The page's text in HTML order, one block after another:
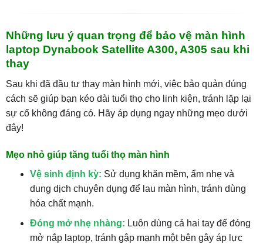
Những lưu ý quan trọng để bảo vệ màn hình
laptop Dynabook Satellite A300, A305 sau khi
thay
Sau khi đã đầu tư thay màn hình mới, việc bảo quản đúng
cách sẽ giúp bạn kéo dài tuổi thọ cho linh kiện, tránh lặp lại
sự cố không đáng có. Hãy áp dụng ngay những mẹo dưới
đây!
Mẹo nhỏ giúp tăng tuổi thọ màn hình
Vệ sinh định kỳ: Sử dụng khăn mềm, ẩm nhẹ và
dung dịch chuyên dụng để lau màn hình, tránh dùng
hóa chất mạnh.
Đóng mở nhẹ nhàng: Luôn dùng cả hai tay để đóng
mở nắp laptop, tránh gập mạnh một bên gây áp lực